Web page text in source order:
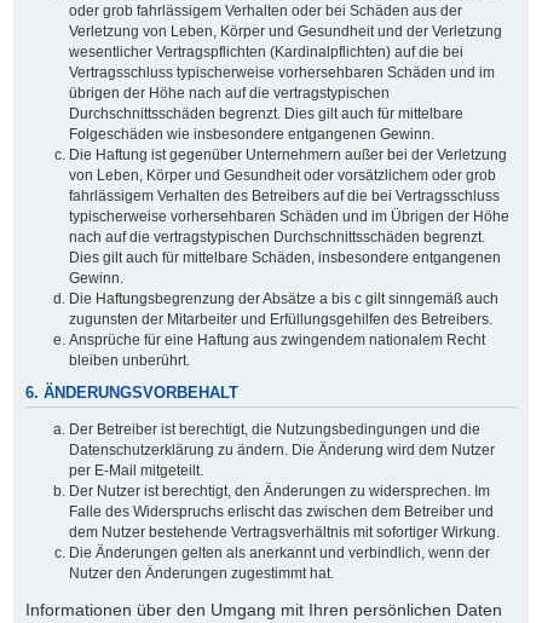
oder grob fahrlässigem Verhalten oder bei Schäden aus der
Verletzung von Leben, Körper und Gesundheit und der Verletzung
wesentlicher Vertragspflichten (Kardinalpflichten) auf die bei
Vertragsschluss typischerweise vorhersehbaren Schäden und im
übrigen der Höhe nach auf die vertragstypischen
Durchschnittsschäden begrenzt. Dies gilt auch für mittelbare
Folgeschäden wie insbesondere entgangenen Gewinn.
Die Haftung ist gegenüber Unternehmern außer bei der Verletzung
von Leben, Körper und Gesundheit oder vorsätzlichem oder grob
fahrlässigem Verhalten des Betreibers auf die bei Vertragsschluss
typischerweise vorhersehbaren Schäden und im Übrigen der Höhe
nach auf die vertragstypischen Durchschnittsschäden begrenzt.
Dies gilt auch für mittelbare Schäden, insbesondere entgangenen
Gewinn.
Die Haftungsbegrenzung der Absätze a bis c gilt sinngemäß auch
zugunsten der Mitarbeiter und Erfüllungsgehilfen des Betreibers.
Ansprüche für eine Haftung aus zwingendem nationalem Recht
bleiben unberührt.
6. ÄNDERUNGSVORBEHALT
Der Betreiber ist berechtigt, die Nutzungsbedingungen und die
Datenschutzerklärung zu ändern. Die Änderung wird dem Nutzer
per E-Mail mitgeteilt.
Der Nutzer ist berechtigt, den Änderungen zu widersprechen. Im
Falle des Widerspruchs erlischt das zwischen dem Betreiber und
dem Nutzer bestehende Vertragsverhältnis mit sofortiger Wirkung.
Die Änderungen gelten als anerkannt und verbindlich, wenn der
Nutzer den Änderungen zugestimmt hat.
Informationen über den Umgang mit Ihren persönlichen Daten